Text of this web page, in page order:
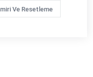
Ve Resetleme